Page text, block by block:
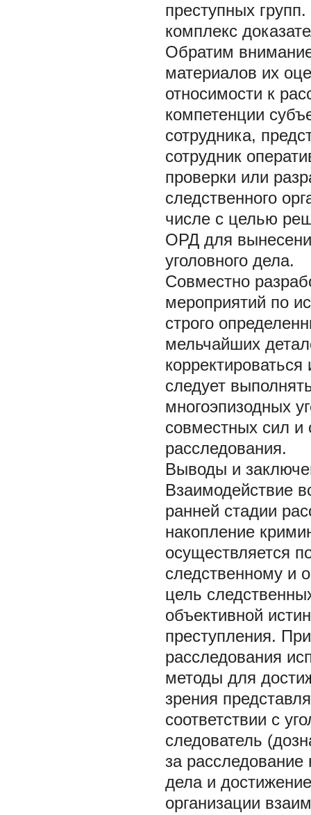
преступных
комплекс
Обратим
материалов их
относимости к
компетенции
сотрудника,
сотрудник
проверки или
следственного
числе с целью
ОРД для
уголовного дела.
Совместно
мероприятий по
строго
мельчайших
следует
многоэпизодных
совместных сил и
расследования.
Выводы и
Взаимодействие
ранней стадии
накопление
осуществляется
следственному и
цель
объективной
преступления.
расследования
методы для
зрения
соответствии с
следователь
за расследование
дела и
организации